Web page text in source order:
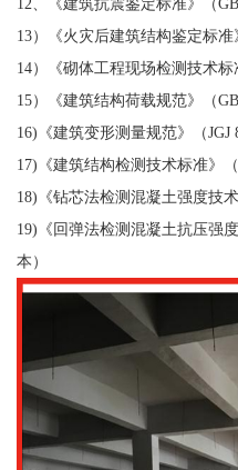
13）《火灾后建筑结构鉴定标准
14）《砌体工程现场检测技术
15）《建筑结构荷载规范》（
16)《建筑变形测量规范》（JGJ
17)《建筑结构检测技术标准》
18)《钻芯法检测混凝土强度技
19)《回弹法检测混凝土抗压强
本）